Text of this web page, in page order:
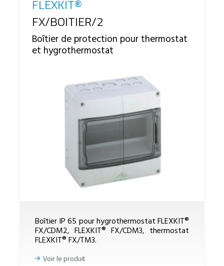
FLEXKIT®
Reference
FX/BOITIER/2
Boîtier de protection pour thermostat
et hygrothermostat
Boîtier IP 65 pour hygrothermostat FLEXKIT®
FX/CDM2, FLEXKIT® FX/CDM3, thermostat
FLEXKIT® FX/TM3.
Voir le produit